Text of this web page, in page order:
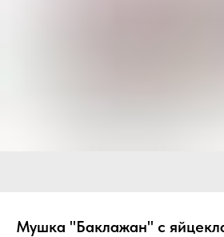
Мушка "Баклажан" с